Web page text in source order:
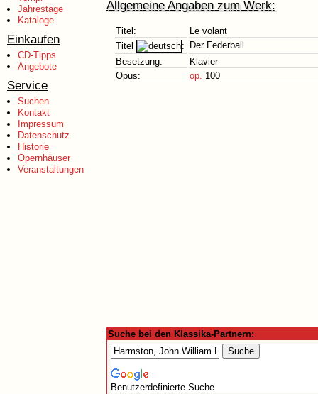
Jahrestage
Kataloge
Einkaufen
CD-Tipps
Angebote
Service
Suchen
Kontakt
Impressum
Datenschutz
Historie
Opernhäuser
Veranstaltungen
Allgemeine Angaben zum Werk:
Titel:
Le volant
Titel
:
Der Federball
Besetzung:
Klavier
Opus:
op. 100
Suche bei den Klassika-Partnern:
Benutzerdefinierte Suche